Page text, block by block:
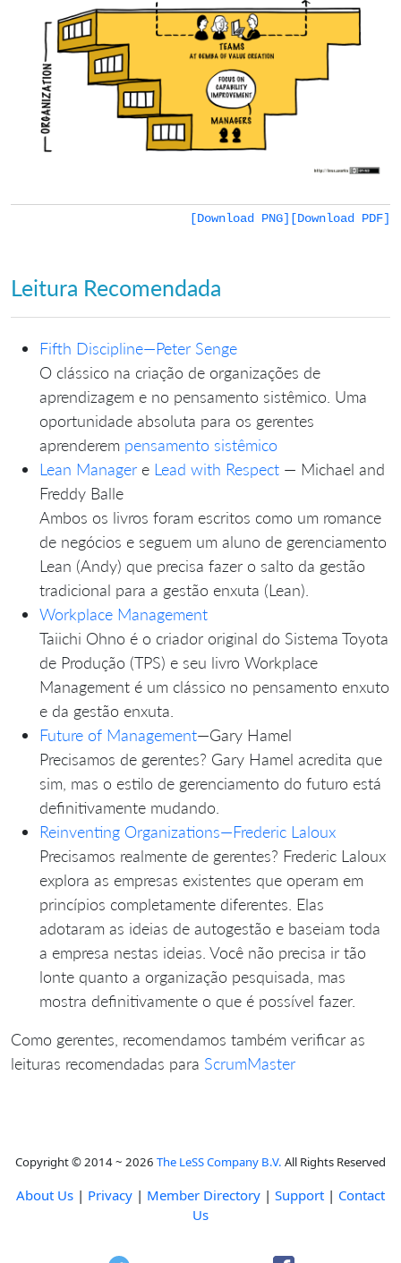
[Download PDF]
[Download PNG]
Leitura Recomendada
Fifth Discipline—Peter Senge
O clássico na criação de organizações de
aprendizagem e no pensamento sistêmico. Uma
oportunidade absoluta para os gerentes
aprenderem pensamento sistêmico
Lean Manager e Lead with Respect — Michael and
Freddy Balle
Ambos os livros foram escritos como um romance
de negócios e seguem um aluno de gerenciamento
Lean (Andy) que precisa fazer o salto da gestão
tradicional para a gestão enxuta (Lean).
Workplace Management
Taiichi Ohno é o criador original do Sistema Toyota
de Produção (TPS) e seu livro Workplace
Management é um clássico no pensamento enxuto
e da gestão enxuta.
Future of Management—Gary Hamel
Precisamos de gerentes? Gary Hamel acredita que
sim, mas o estilo de gerenciamento do futuro está
definitivamente mudando.
Reinventing Organizations—Frederic Laloux
Precisamos realmente de gerentes? Frederic Laloux
explora as empresas existentes que operam em
princípios completamente diferentes. Elas
adotaram as ideias de autogestão e baseiam toda
a empresa nestas ideias. Você não precisa ir tão
lonte quanto a organização pesquisada, mas
mostra definitivamente o que é possível fazer.
Como gerentes, recomendamos também verificar as
leituras recomendadas para ScrumMaster
Copyright © 2014 ~ 2026 The LeSS Company B.V. All Rights Reserved
About Us | Privacy | Member Directory | Support | Contact
Us